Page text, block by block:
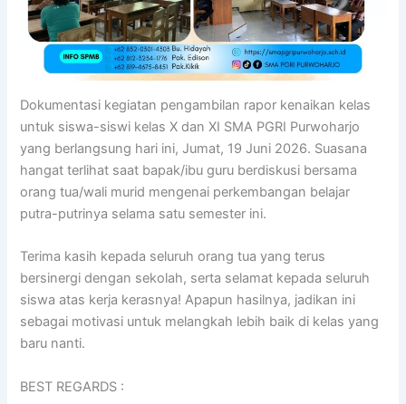
Dokumentasi kegiatan pengambilan rapor kenaikan kelas
untuk siswa-siswi kelas X dan XI SMA PGRI Purwoharjo
yang berlangsung hari ini, Jumat, 19 Juni 2026. Suasana
hangat terlihat saat bapak/ibu guru berdiskusi bersama
orang tua/wali murid mengenai perkembangan belajar
putra-putrinya selama satu semester ini.
Terima kasih kepada seluruh orang tua yang terus
bersinergi dengan sekolah, serta selamat kepada seluruh
siswa atas kerja kerasnya! Apapun hasilnya, jadikan ini
sebagai motivasi untuk melangkah lebih baik di kelas yang
baru nanti.
BEST REGARDS :